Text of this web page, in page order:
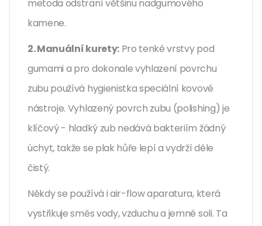
metoda odstraní většinu nadgumového
kamene.
2. Manuální kurety:Pro tenké vrstvy pod
gumami a pro dokonale vyhlazení povrchu
zubu používá hygienistka speciální kovové
nástroje. Vyhlazený povrch zubu (polishing) je
klíčový - hladký zub nedává bakteriím žádný
úchyt, takže se plak hůře lepí a vydrží déle
čistý.
Někdy se používá i air-flow aparatura, která
vystřikuje směs vody, vzduchu a jemné soli. Ta